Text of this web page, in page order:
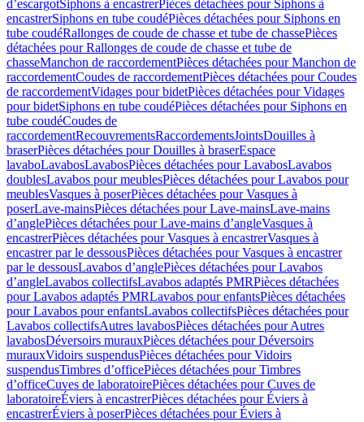
d’escargotSiphons à encastrerPièces détachées pour Siphons à
encastrerSiphons en tube coudéPièces détachées pour Siphons en
tube coudéRallonges de coude de chasse et tube de chassePièces
détachées pour Rallonges de coude de chasse et tube de
chasseManchon de raccordementPièces détachées pour Manchon de
raccordementCoudes de raccordementPièces détachées pour Coudes
de raccordementVidages pour bidetPièces détachées pour Vidages
pour bidetSiphons en tube coudéPièces détachées pour Siphons en
tube coudéCoudes de
raccordementRecouvrementsRaccordementsJointsDouilles à
braserPièces détachées pour Douilles à braserEspace
lavaboLavabosLavabosPièces détachées pour LavabosLavabos
doublesLavabos pour meublesPièces détachées pour Lavabos pour
meublesVasques à poserPièces détachées pour Vasques à
poserLave-mainsPièces détachées pour Lave-mainsLave-mains
d’anglePièces détachées pour Lave-mains d’angleVasques à
encastrerPièces détachées pour Vasques à encastrerVasques à
encastrer par le dessousPièces détachées pour Vasques à encastrer
par le dessousLavabos d’anglePièces détachées pour Lavabos
d’angleLavabos collectifsLavabos adaptés PMRPièces détachées
pour Lavabos adaptés PMRLavabos pour enfantsPièces détachées
pour Lavabos pour enfantsLavabos collectifsPièces détachées pour
Lavabos collectifsAutres lavabosPièces détachées pour Autres
lavabosDéversoirs murauxPièces détachées pour Déversoirs
murauxVidoirs suspendusPièces détachées pour Vidoirs
suspendusTimbres dʼofficePièces détachées pour Timbres
dʼofficeCuves de laboratoirePièces détachées pour Cuves de
laboratoireÉviers à encastrerPièces détachées pour Éviers à
encastrerÉviers à poserPièces détachées pour Éviers à